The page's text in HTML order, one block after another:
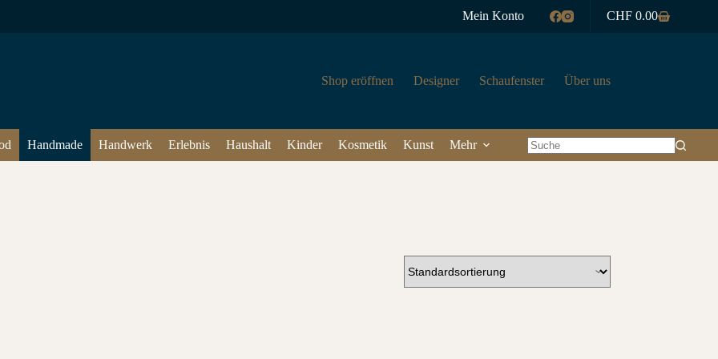
Mein Konto Warenkorb
CHF 0.00
Shop eröffnen Designer Schaufenster Über uns
Handmade Handwerk Erlebnis Haushalt Kinder Kosmetik Kunst
Mehr
Keine